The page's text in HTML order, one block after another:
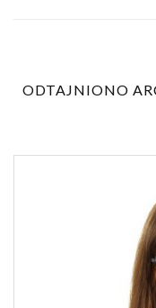
ODTAJNIONO